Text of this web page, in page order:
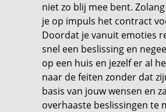
niet zo blij mee bent.
je op impuls het contract
Doordat je vanuit emoties
snel een beslissing en
op een huis en jezelf er al
naar de feiten zonder dat
basis van jouw wensen en
overhaaste beslissingen te